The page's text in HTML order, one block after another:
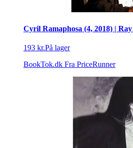
Cyril Ramaphosa (4, 2018) |
193 kr.På lager
BookTok.dk Fra PriceRunner